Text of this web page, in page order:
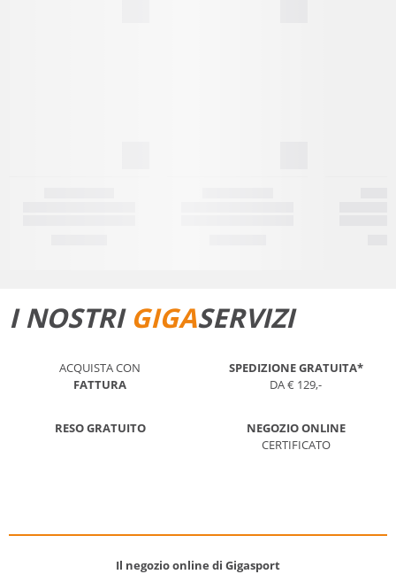
I NOSTRI GIGASERVIZI
ACQUISTA CON
FATTURA
SPEDIZIONE GRATUITA*
DA € 129,-
RESO GRATUITO
NEGOZIO ONLINE
CERTIFICATO
Il negozio online di Gigasport